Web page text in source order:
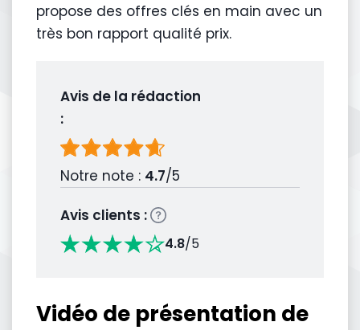
propose des offres clés en main avec un
très bon rapport qualité prix.
Avis de la rédaction
:
Notre note : 4.7/5
Avis clients :
4.8/5
Vidéo de présentation de